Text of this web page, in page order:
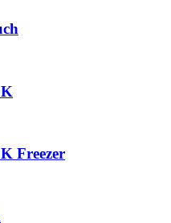
Freezer